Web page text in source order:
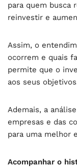
para quem busca
reinvestir e
Assim, o
ocorrem e quais
permite que o
aos seus
Ademais, a
empresas e das
para uma melhor
Acompanhar o